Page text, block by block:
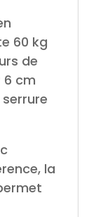
60 kg
de
6 cm
la